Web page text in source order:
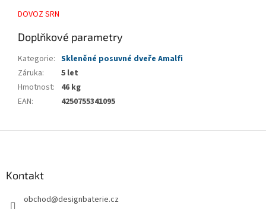
DOVOZ SRN
Doplňkové parametry
Kategorie: Skleněné posuvné dveře Amalfi
Záruka:
5 let
Hmotnost:
46 kg
EAN: 4250755341095
Kontakt
obchod@designbaterie.cz